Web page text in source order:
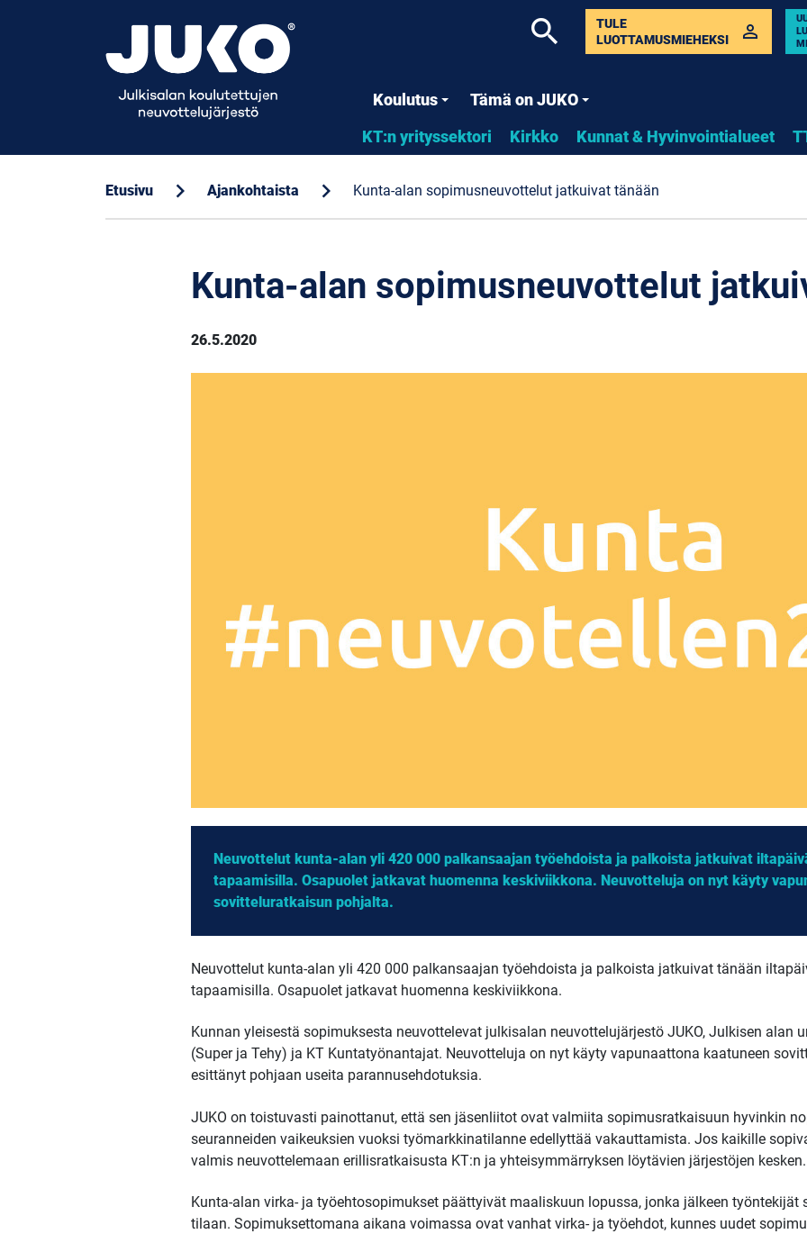
Koulutus
Tämä on JUKO
KT:n yrityssektori
Kirkko Kunnat & Hyvinvointialueet
TULE
LUOTTAMUSMIEHEKSI
perm_identity
search
Etusivu chevron_right Ajankohtaista chevron_right Kunta-alan sopimusneuvottelut jatkuivat tänään
Kunta-alan sopimusneuvottelut
26.5.2020
Neuvottelut kunta-alan yli 420 000 palkansaajan työehdoista ja palkoista jatkuivat
tapaamisilla. Osapuolet jatkavat huomenna keskiviikkona. Neuvotteluja on nyt käyty
sovitteluratkaisun pohjalta.
Neuvottelut kunta-alan yli 420 000 palkansaajan työehdoista ja palkoista jatkuivat tänään
tapaamisilla. Osapuolet jatkavat huomenna keskiviikkona.
Kunnan yleisestä sopimuksesta neuvottelevat julkisalan neuvottelujärjestö JUKO, Julkisen alan
(Super ja Tehy) ja KT Kuntatyönantajat. Neuvotteluja on nyt käyty vapunaattona kaatuneen
esittänyt pohjaan useita parannusehdotuksia.
JUKO on toistuvasti painottanut, että sen jäsenliitot ovat valmiita sopimusratkaisuun hyvinkin
seuranneiden vaikeuksien vuoksi työmarkkinatilanne edellyttää vakauttamista. Jos kaikille
valmis neuvottelemaan erillisratkaisusta KT:n ja yhteisymmärryksen löytävien järjestöjen kesken.
Kunta-alan virka- ja työehtosopimukset päättyivät maaliskuun lopussa, jonka jälkeen
tilaan. Sopimuksettomana aikana voimassa ovat vanhat virka- ja työehdot, kunnes uudet